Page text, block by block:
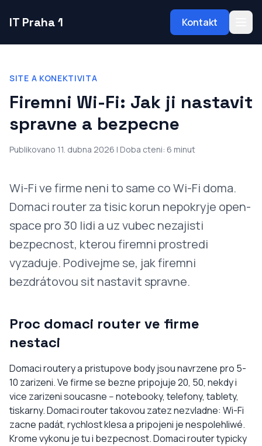
IT Praha 1 Kontakt
SITE A KONEKTIVITA
Firemni Wi-Fi: Jak ji nastavit
spravne a bezpecne
Publikovano 11. dubna 2026 | Doba cteni: 6 minut
Wi-Fi ve firme neni to same co Wi-Fi doma.
Domaci router za tisic korun nepokryje open-
space pro 30 lidi a uz vubec nezajisti
bezpecnost, kterou firemni prostredi
vyzaduje. Podivejme se, jak firemni
bezdrátovou sit nastavit spravne.
Proc domaci router ve firme
nestaci
Domaci routery a pristupove body jsou navrzene pro 5-
10 zarizeni. Ve firme se bezne pripojuje 20, 50, nekdy i
vice zarizeni soucasne -- notebooky, telefony, tablety,
tiskarny. Domaci router takovou zatez nezvladne: Wi-Fi
zacne padát, rychlost klesa a pripojeni je nespolehliwé.
Krome vykonu je tu i bezpecnost. Domaci router typicky